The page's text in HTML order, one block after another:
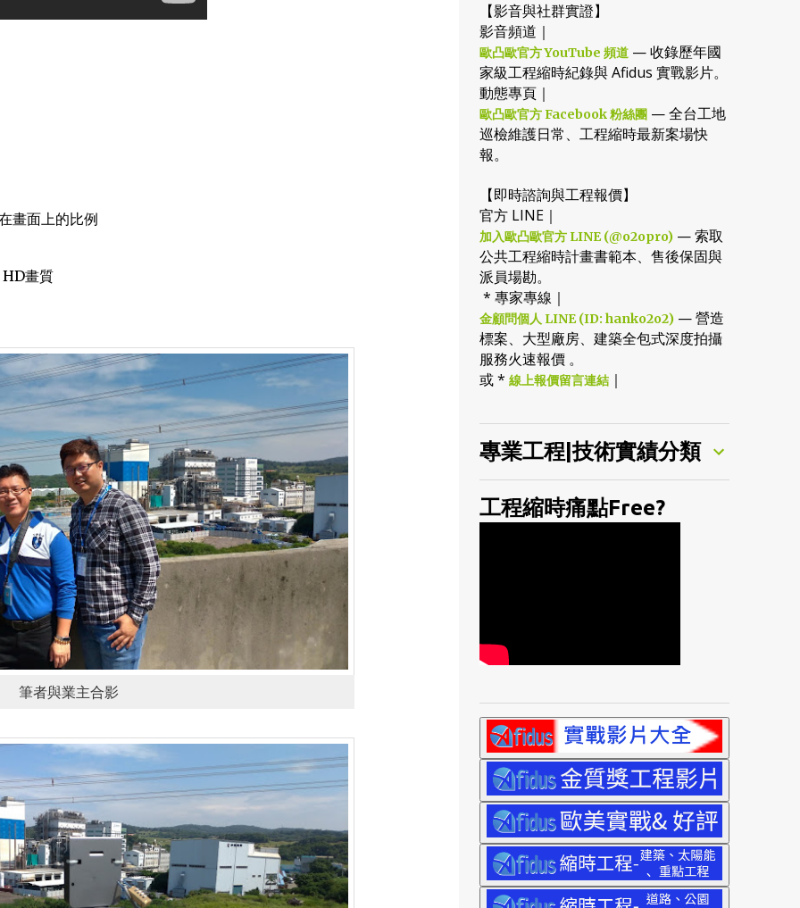
畫面上的比例
畫質
筆者與業主合影
【影音與社群實證】
影音頻道｜
歐凸歐官方 YouTube 頻道— 收錄歷年國
家級工程縮時紀錄與 Afidus 實戰影片。
動態專頁｜
歐凸歐官方 Facebook 粉絲團— 全台工地
巡檢維護日常、工程縮時最新案場快
報。
【即時諮詢與工程報價】
官方 LINE｜
加入歐凸歐官方 LINE (@o2opro)— 索取
公共工程縮時計畫書範本、售後保固與
派員場勘。
* 專家專線｜
金顧問個人 LINE (ID: hanko2o2)— 營造
標案、大型廠房、建築全包式深度拍攝
服務火速報價 。
或 * 線上報價留言連結｜
專業工程|技術實績分類
工程縮時痛點Free?